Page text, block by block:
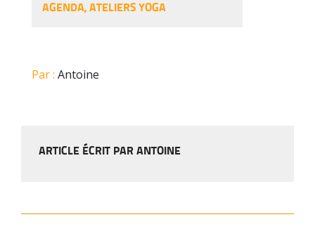
AGENDA, ATELIERS YOGA
Par : Antoine
ARTICLE ÉCRIT PAR ANTOINE